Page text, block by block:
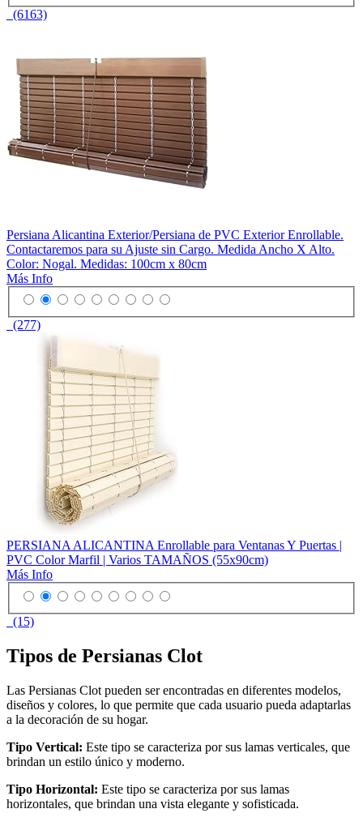
(6163)
Persiana Alicantina Exterior/Persiana de PVC Exterior Enrollable.
Contactaremos para su Ajuste sin Cargo. Medida Ancho X Alto.
Color: Nogal. Medidas: 100cm x 80cm
Más Info
(277)
PERSIANA ALICANTINA Enrollable para Ventanas Y Puertas |
PVC Color Marfil | Varios TAMAÑOS (55x90cm)
Más Info
(15)
Tipos de Persianas Clot
Las Persianas Clot pueden ser encontradas en diferentes modelos,
diseños y colores, lo que permite que cada usuario pueda adaptarlas
a la decoración de su hogar.
Tipo Vertical: Este tipo se caracteriza por sus lamas verticales, que
brindan un estilo único y moderno.
Tipo Horizontal: Este tipo se caracteriza por sus lamas
horizontales, que brindan una vista elegante y sofisticada.